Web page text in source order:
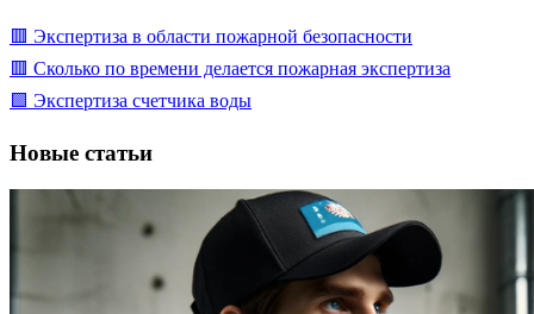
🟥 Экспертиза в области пожарной безопасности
🟥 Сколько по времени делается пожарная экспертиза
🟩 Экспертиза счетчика воды
Новые статьи